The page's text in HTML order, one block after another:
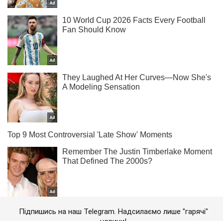
Підпишись на наш Telegram. Надсилаємо лише "гарячі"